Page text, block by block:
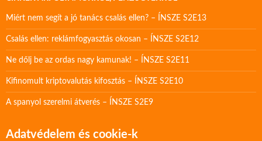
Miért nem segít a jó tanács csalás ellen? – ÍNSZE S2E13
Csalás ellen: reklámfogyasztás okosan – ÍNSZE S2E12
Ne dőlj be az ordas nagy kamunak! – ÍNSZE S2E11
Kifinomult kriptovalutás kifosztás – ÍNSZE S2E10
A spanyol szerelmi átverés – ÍNSZE S2E9
Adatvédelem és cookie-k